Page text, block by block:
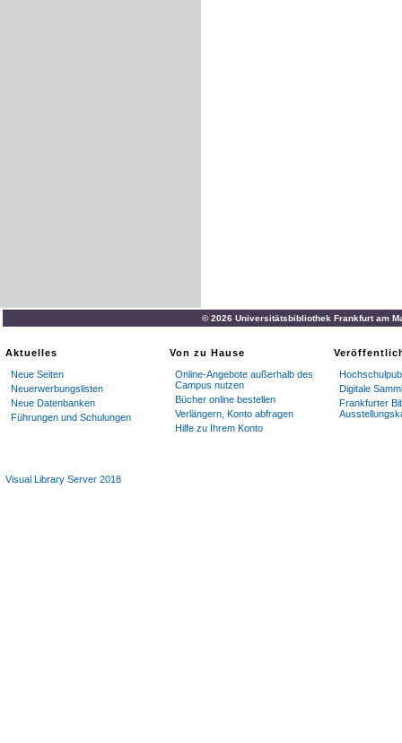
© 2026 Universitätsbibliothek Frankfurt am
Aktuelles
Neue Seiten
Neuerwerbungslisten
Neue Datenbanken
Führungen und Schulungen
Von zu Hause
Online-Angebote außerhalb des
Campus nutzen
Bücher online bestellen
Verlängern, Konto abfragen
Hilfe zu Ihrem Konto
Digitale
Frankfurter
Visual Library Server 2018